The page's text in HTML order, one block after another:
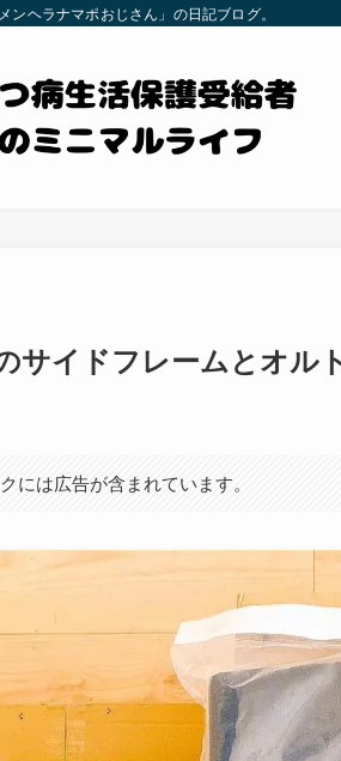
ンヘラナマポおじさん」の日記ブログ。
サイドフレームとオル
には広告が含まれています。